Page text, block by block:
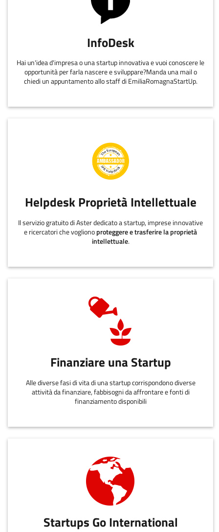
InfoDesk
Hai un'idea d'impresa o una startup innovativa e vuoi conoscere le
opportunità per farla nascere e sviluppare?Manda una mail o
chiedi un appuntamento allo staff di EmiliaRomagnaStartUp.
Helpdesk Proprietà Intellettuale
Il servizio gratuito di Aster dedicato a startup, imprese innovative
e ricercatori che voglionoproteggere e trasferire la proprietà
intellettuale.
Finanziare una Startup
Alle diverse fasi di vita di una startup corrispondono diverse
attività da finanziare, fabbisogni da affrontare e fonti di
finanziamento disponibili
Startups Go International